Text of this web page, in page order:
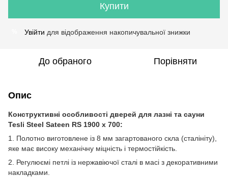
Купити
Увійти для відображення накопичувальної знижки
До обраного Порівняти
Опис
Конструктивні особливості дверей для лазні та сауни
Tesli Steel Sateen RS 1900 х 700:
1. Полотно виготовлене із 8 мм загартованого скла (сталініту),
яке має високу механічну міцність і термостійкість.
2. Регулюємі петлі із нержавіючої сталі в масі з декоративними
накладками.